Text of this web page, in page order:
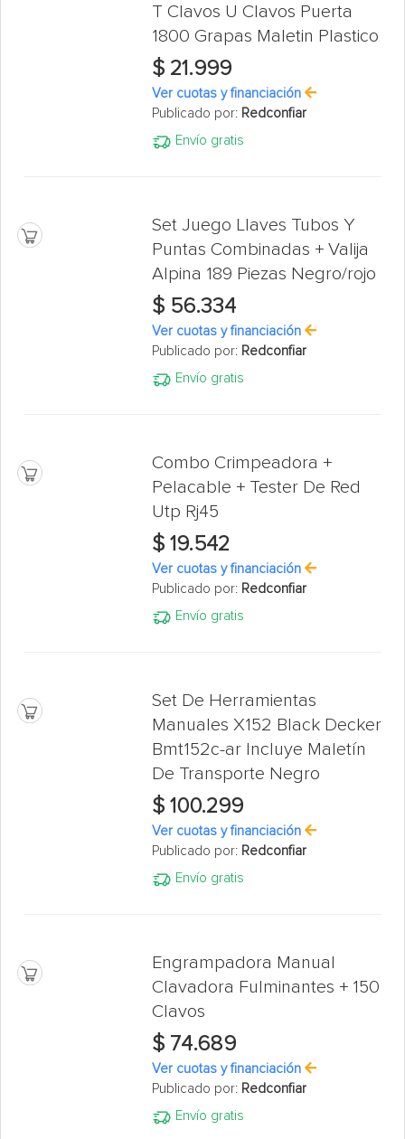
T Clavos U Clavos Puerta
1800 Grapas Maletin Plastico
$ 21.999
Ver cuotas y financiación
Publicado por: Redconfiar
Envío gratis
Set Juego Llaves Tubos Y
Puntas Combinadas + Valija
Alpina 189 Piezas Negro/rojo
$ 56.334
Ver cuotas y financiación
Publicado por: Redconfiar
Envío gratis
Combo Crimpeadora +
Pelacable + Tester De Red
Utp Rj45
$ 19.542
Ver cuotas y financiación
Publicado por: Redconfiar
Envío gratis
Set De Herramientas
Manuales X152 Black Decker
Bmt152c-ar Incluye Maletín
De Transporte Negro
$ 100.299
Ver cuotas y financiación
Publicado por: Redconfiar
Envío gratis
Engrampadora Manual
Clavadora Fulminantes + 150
Clavos
$ 74.689
Ver cuotas y financiación
Publicado por: Redconfiar
Envío gratis